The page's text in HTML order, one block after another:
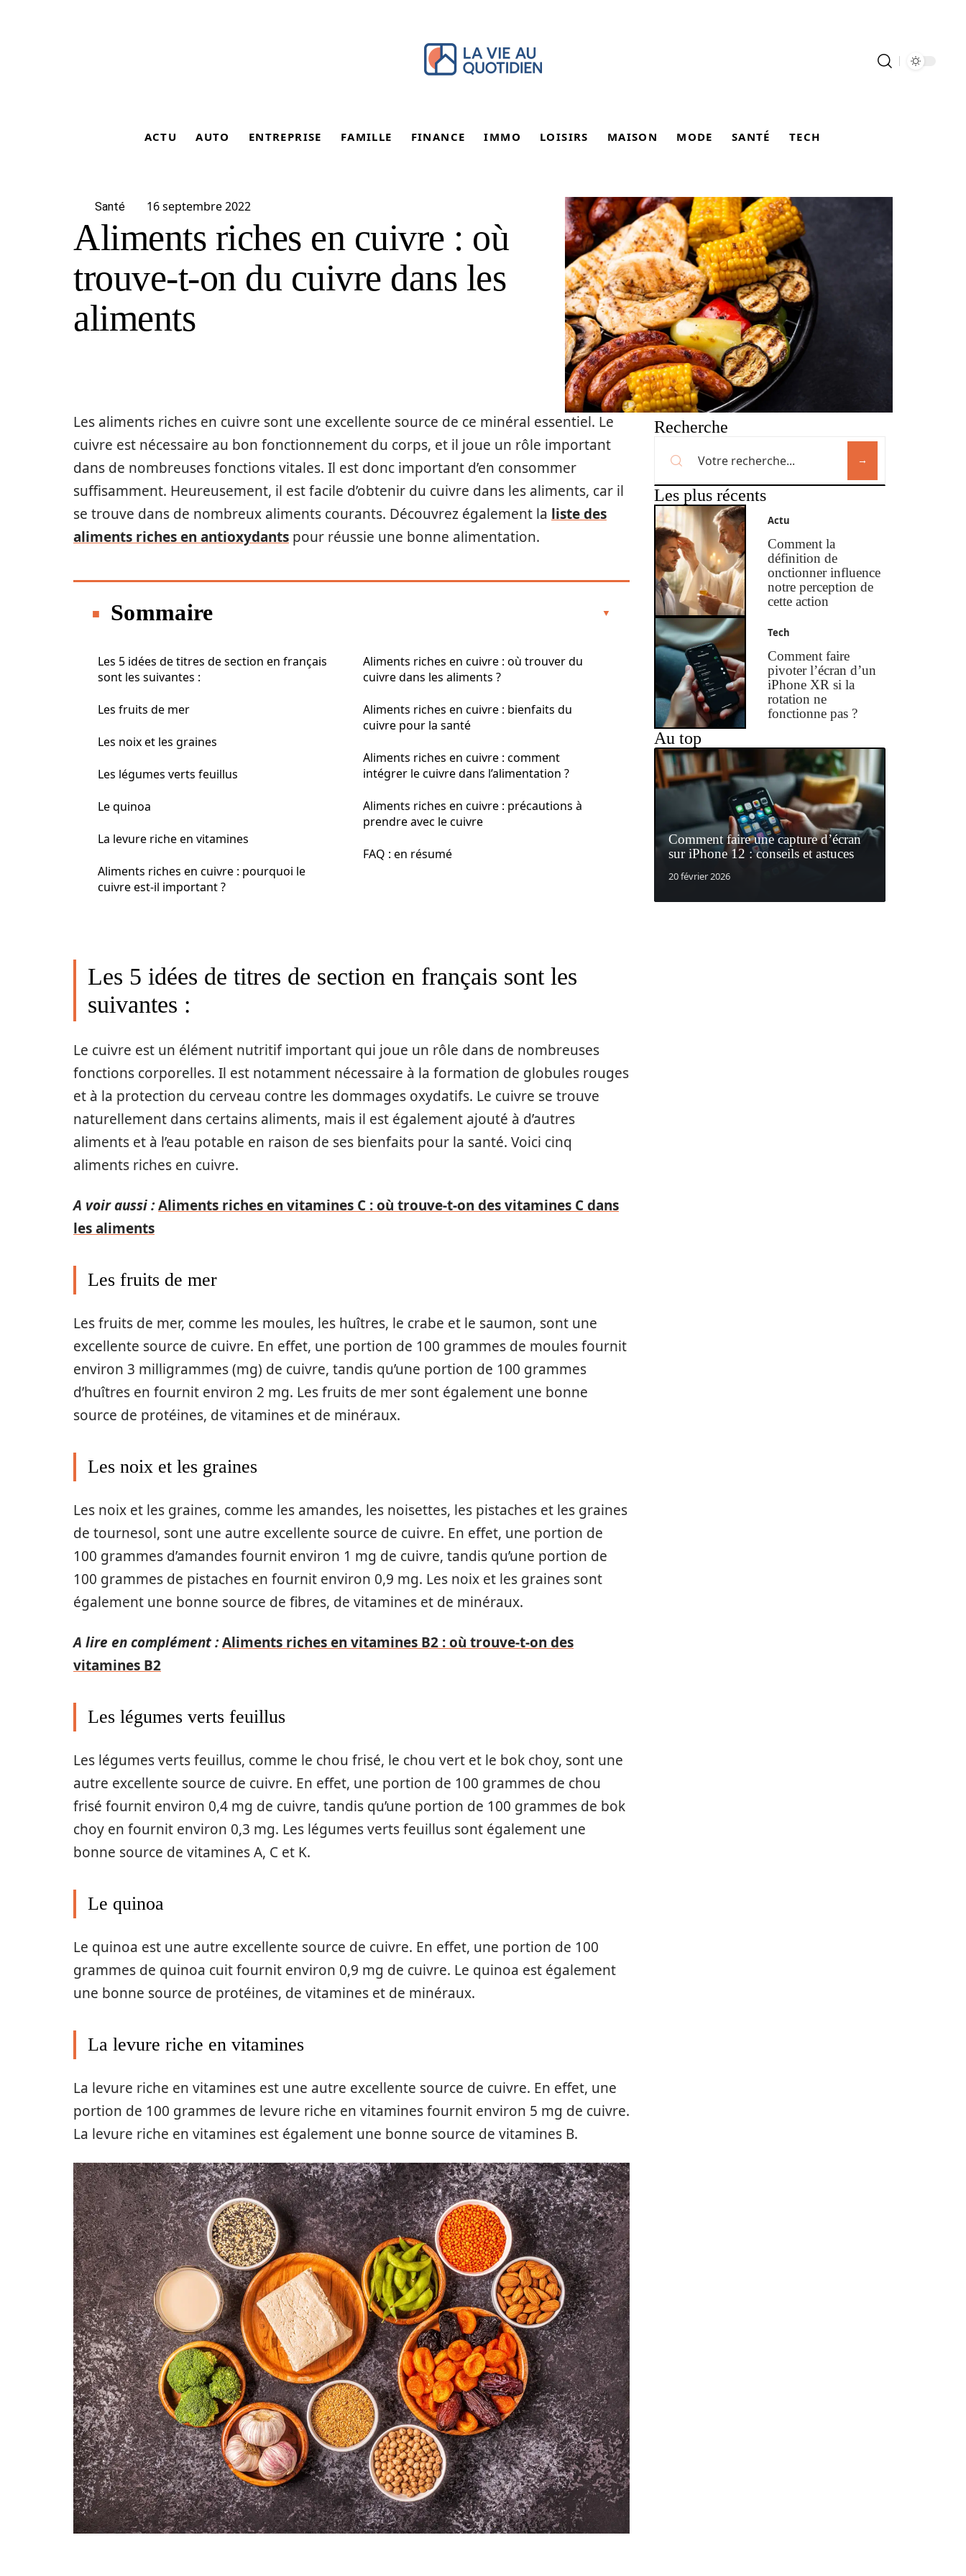
ACTU AUTO ENTREPRISE FAMILLE FINANCE IMMO LOISIRS MAISON MODE SANTÉ TECH
Santé 16 septembre 2022
Aliments riches en cuivre : où
trouve-t-on du cuivre dans les
aliments
Les aliments riches en cuivre sont une excellente source de ce minéral essentiel. Le
cuivre est nécessaire au bon fonctionnement du corps, et il joue un rôle important
dans de nombreuses fonctions vitales. Il est donc important d’en consommer
suffisamment. Heureusement, il est facile d’obtenir du cuivre dans les aliments, car il
se trouve dans de nombreux aliments courants. Découvrez également la liste des
aliments riches en antioxydants pour réussie une bonne alimentation.
Sommaire
Les 5 idées de titres de section en français
sont les suivantes :
Les fruits de mer
Les noix et les graines
Les légumes verts feuillus
Le quinoa
La levure riche en vitamines
Aliments riches en cuivre : pourquoi le
cuivre est-il important ?
Aliments riches en cuivre : où trouver du
cuivre dans les aliments ?
Aliments riches en cuivre : bienfaits du
cuivre pour la santé
Aliments riches en cuivre : comment
intégrer le cuivre dans l’alimentation ?
Aliments riches en cuivre : précautions à
prendre avec le cuivre
FAQ : en résumé
Les 5 idées de titres de section en français sont les
suivantes :
Le cuivre est un élément nutritif important qui joue un rôle dans de nombreuses
fonctions corporelles. Il est notamment nécessaire à la formation de globules rouges
et à la protection du cerveau contre les dommages oxydatifs. Le cuivre se trouve
naturellement dans certains aliments, mais il est également ajouté à d’autres
aliments et à l’eau potable en raison de ses bienfaits pour la santé. Voici cinq
aliments riches en cuivre.
A voir aussi :Aliments riches en vitamines C : où trouve-t-on des vitamines C dans
les aliments
Les fruits de mer
Les fruits de mer, comme les moules, les huîtres, le crabe et le saumon, sont une
excellente source de cuivre. En effet, une portion de 100 grammes de moules fournit
environ 3 milligrammes (mg) de cuivre, tandis qu’une portion de 100 grammes
d’huîtres en fournit environ 2 mg. Les fruits de mer sont également une bonne
source de protéines, de vitamines et de minéraux.
Les noix et les graines
Les noix et les graines, comme les amandes, les noisettes, les pistaches et les graines
de tournesol, sont une autre excellente source de cuivre. En effet, une portion de
100 grammes d’amandes fournit environ 1 mg de cuivre, tandis qu’une portion de
100 grammes de pistaches en fournit environ 0,9 mg. Les noix et les graines sont
également une bonne source de fibres, de vitamines et de minéraux.
A lire en complément :Aliments riches en vitamines B2 : où trouve-t-on des
vitamines B2
Les légumes verts feuillus
Les légumes verts feuillus, comme le chou frisé, le chou vert et le bok choy, sont une
autre excellente source de cuivre. En effet, une portion de 100 grammes de chou
frisé fournit environ 0,4 mg de cuivre, tandis qu’une portion de 100 grammes de bok
choy en fournit environ 0,3 mg. Les légumes verts feuillus sont également une
bonne source de vitamines A, C et K.
Le quinoa
Le quinoa est une autre excellente source de cuivre. En effet, une portion de 100
grammes de quinoa cuit fournit environ 0,9 mg de cuivre. Le quinoa est également
une bonne source de protéines, de vitamines et de minéraux.
La levure riche en vitamines
La levure riche en vitamines est une autre excellente source de cuivre. En effet, une
portion de 100 grammes de levure riche en vitamines fournit environ 5 mg de cuivre.
La levure riche en vitamines est également une bonne source de vitamines B.
Recherche
Les plus récents
Actu
Comment la
définition de
onctionner influence
notre perception de
cette action
Tech
Comment faire
pivoter l’écran d’un
iPhone XR si la
rotation ne
fonctionne pas ?
Au top
Comment faire une capture d’écran
sur iPhone 12 : conseils et astuces
20 février 2026